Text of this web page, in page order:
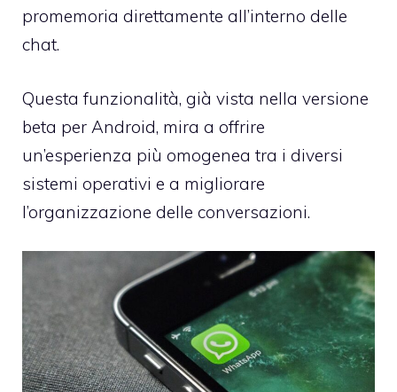
promemoria direttamente all’interno delle
chat.
Questa funzionalità, già vista nella versione
beta per Android, mira a offrire
un’esperienza più omogenea tra i diversi
sistemi operativi e a migliorare
l’organizzazione delle conversazioni.